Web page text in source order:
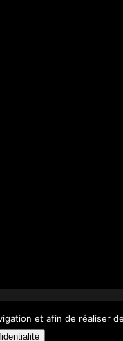
et afin de réaliser